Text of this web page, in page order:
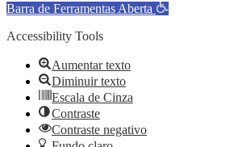
Barra de Ferramentas Aberta
Accessibility Tools
Aumentar texto
Diminuir texto
Escala de Cinza
Contraste
Contraste negativo